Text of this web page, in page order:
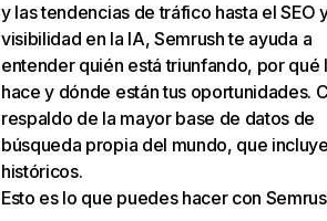
y las tendencias de tráfico hasta el SEO
visibilidad en la IA, Semrush te ayuda a
entender quién está triunfando, por qué
hace y dónde están tus oportunidades.
respaldo de la mayor base de datos de
búsqueda propia del mundo, que
históricos.
Esto es lo que puedes hacer con